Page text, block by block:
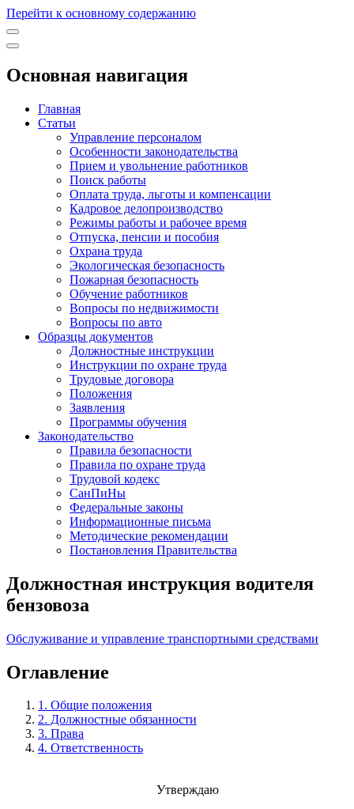
Перейти к основному содержанию
Основная навигация
Главная
Статьи
Управление персоналом
Особенности законодательства
Прием и увольнение работников
Поиск работы
Оплата труда, льготы и компенсации
Кадровое делопроизводство
Режимы работы и рабочее время
Отпуска, пенсии и пособия
Охрана труда
Экологическая безопасность
Пожарная безопасность
Обучение работников
Вопросы по недвижимости
Вопросы по авто
Образцы документов
Должностные инструкции
Инструкции по охране труда
Трудовые договора
Положения
Заявления
Программы обучения
Законодательство
Правила безопасности
Правила по охране труда
Трудовой кодекс
СанПиНы
Федеральные законы
Информационные письма
Методические рекомендации
Постановления Правительства
Должностная инструкция водителя
бензовоза
Обслуживание и управление транспортными средствами
Оглавление
1. Общие положения
2. Должностные обязанности
3. Права
4. Ответственность
Утверждаю